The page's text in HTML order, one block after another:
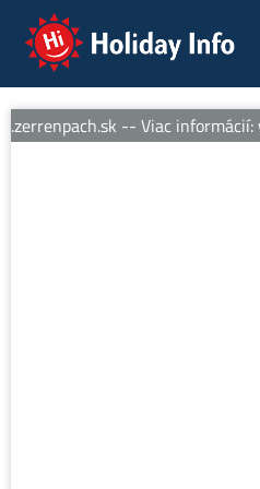
Holiday Info
-- Viac informácií: